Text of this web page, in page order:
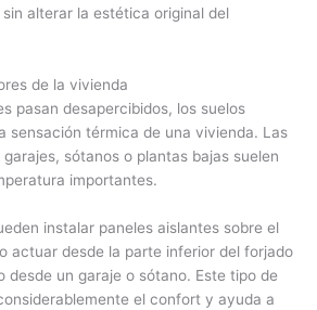
alterar la estética original del
de la vivienda
pasan desapercibidos, los suelos
sensación térmica de una vivienda. Las
sótanos o plantas bajas suelen
importantes.
instalar paneles aislantes sobre el
actuar desde la parte inferior del forjado
desde un garaje o sótano. Este tipo de
el confort y ayuda a